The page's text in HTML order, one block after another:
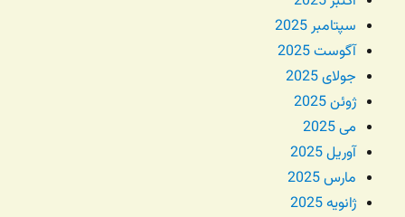
سپتامبر 2025
آگوست 2025
جولای 2025
ژوئن 2025
می 2025
آوریل 2025
مارس 2025
ژانویه 2025